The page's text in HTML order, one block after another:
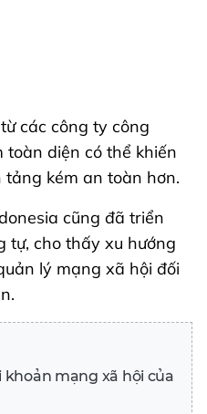
các công ty công
diện có thể khiến
kém an toàn hơn.
cũng đã triển
tự, cho thấy xu hướng
lý mạng xã hội đối
mạng xã hội của